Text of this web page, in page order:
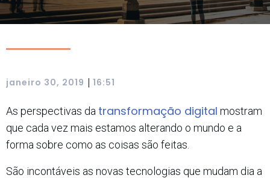
janeiro 30, 2019 | 16:51
As perspectivas da transformação digital mostram
que cada vez mais estamos alterando o mundo e a
forma sobre como as coisas são feitas.
São incontáveis as novas tecnologias que mudam dia a